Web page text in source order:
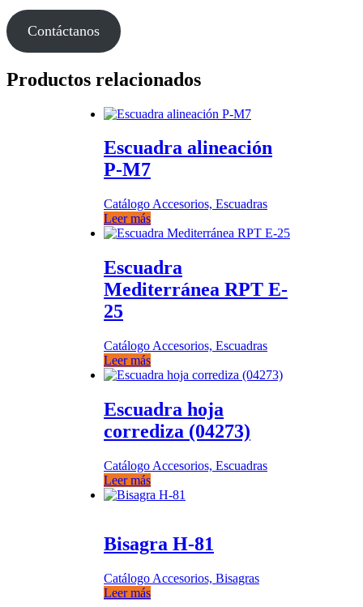
Contáctanos
Productos relacionados
Escuadra alineación
P-M7
Catálogo Accesorios, Escuadras
Leer más
Escuadra
Mediterránea RPT E-
25
Catálogo Accesorios, Escuadras
Leer más
Escuadra hoja
corrediza (04273)
Catálogo Accesorios, Escuadras
Leer más
Bisagra H-81
Catálogo Accesorios, Bisagras
Leer más